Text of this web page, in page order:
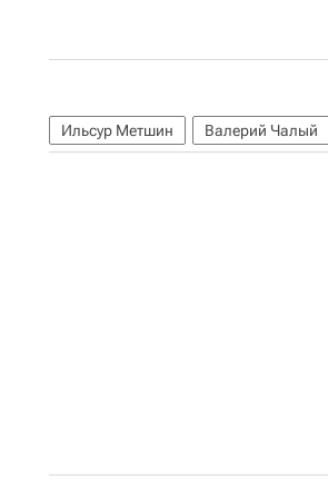
Ильсур Метшин Валерий Чалый